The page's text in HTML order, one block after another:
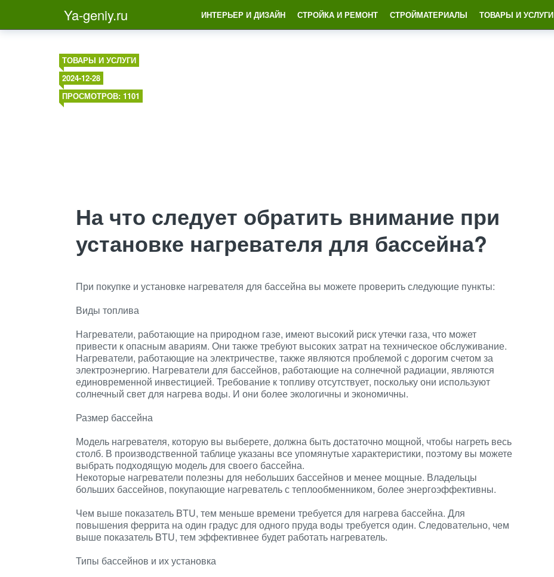
Ya-geniy.ru ИНТЕРЬЕР И ДИЗАЙН СТРОЙКА И РЕМОНТ СТРОЙМАТЕРИАЛЫ ТОВАРЫ И УСЛУГИ
ТОВАРЫ И УСЛУГИ
2024-12-28
ПРОСМОТРОВ: 1101
На что следует обратить внимание при
установке нагревателя для бассейна?
При покупке и установке нагревателя для бассейна вы можете проверить следующие пункты:
Виды топлива
Нагреватели, работающие на природном газе, имеют высокий риск утечки газа, что может
привести к опасным авариям. Они также требуют высоких затрат на техническое обслуживание.
Нагреватели, работающие на электричестве, также являются проблемой с дорогим счетом за
электроэнергию. Нагреватели для бассейнов, работающие на солнечной радиации, являются
единовременной инвестицией. Требование к топливу отсутствует, поскольку они используют
солнечный свет для нагрева воды. И они более экологичны и экономичны.
Размер бассейна
Модель нагревателя, которую вы выберете, должна быть достаточно мощной, чтобы нагреть весь
столб. В производственной таблице указаны все упомянутые характеристики, поэтому вы можете
выбрать подходящую модель для своего бассейна.
Некоторые нагреватели полезны для небольших бассейнов и менее мощные. Владельцы
больших бассейнов, покупающие нагреватель с теплообменником, более энергоэффективны.
Чем выше показатель BTU, тем меньше времени требуется для нагрева бассейна. Для
повышения феррита на один градус для одного пруда воды требуется один. Следовательно, чем
выше показатель BTU, тем эффективнее будет работать нагреватель.
Типы бассейнов и их установка